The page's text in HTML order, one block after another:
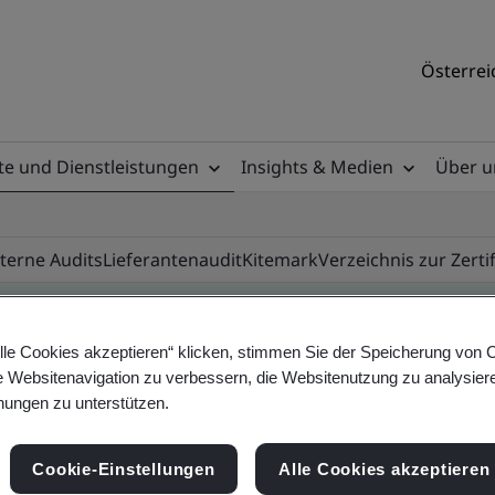
und Dienstleistungen Insights & Medien
Über
AuditsLieferantenauditKitemarkVerzeichnis zur
- Validation and Verification, Austrian
Cookies akzeptieren“ klicken, stimmen Sie der Speicherung von
Websitenavigation zu verbessern, die Websitenutzung zu
zu unterstützen.
Cookie-Einstellungen Alle Cookies akzeptieren